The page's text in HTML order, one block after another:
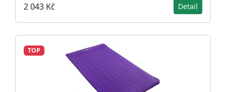
2 043 Kč Detail
TOP